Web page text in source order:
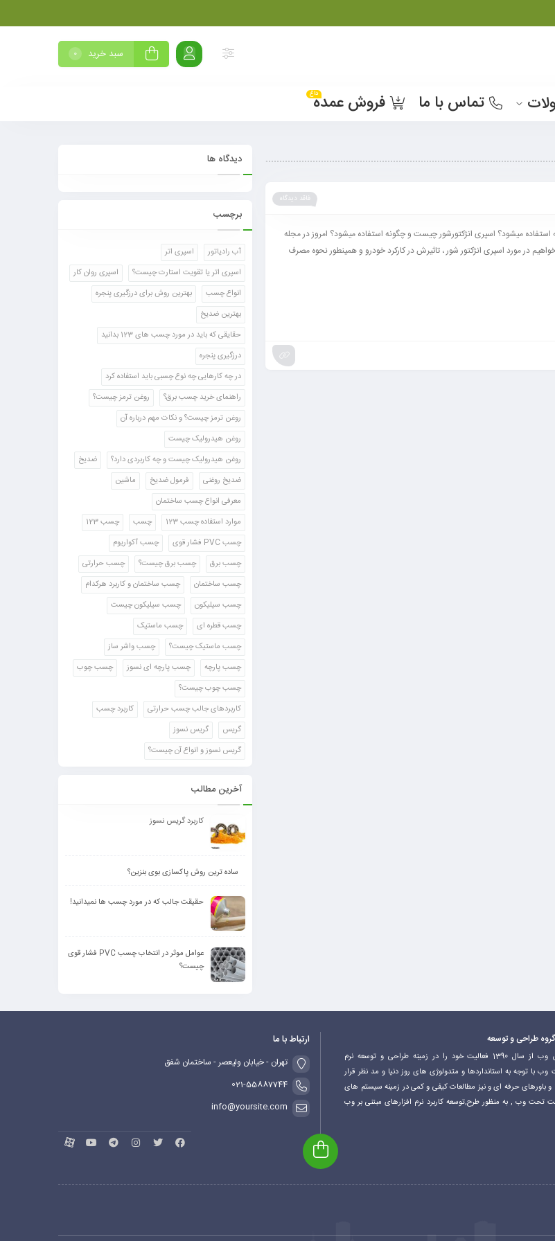
سبد خرید 0
تماس با ما فروش عمدهداغ
فاقد دیدگاه
میشود؟ اسپری انژکتورشور چیست و چگونه استفاده میشود؟ امروز در مجله
در مورد اسپری انژکتور شور ، تاثیرش در کارکرد خودرو و همینطور نحوه مصرف
دیدگاه ها
برچسب
آب رادیاتور
اسپری اتر
اسپری اتر یا تقویت استارت چیست؟
اسپری روان کار
انواع چسب
بهترین روش برای درزگیری پنجره
بهترین ضدیخ
حقایقی که باید در مورد چسب های 123 بدانید
درزگیری پنجره
در چه کارهایی چه نوع چسبی باید استفاده کرد
راهنمای خرید چسب برق؟
روغن ترمز چیست؟
روغن ترمز چیست؟ و نکات مهم درباره آن
روغن هیدرولیک چیست
روغن هیدرولیک چیست و چه کاربردی دارد؟
ضدیخ
ضدیخ روغنی
فرمول ضدیخ
ماشین
معرفی انواع چسب ساختمان
موارد استفاده چسب 123
چسب
چسب 123
چسب PVC فشار قوی
چسب آکواریوم
چسب برق
چسب برق چیست؟
چسب حرارتی
چسب ساختمان
چسب ساختمان و کاربرد هرکدام
چسب سیلیکون
چسب سیلیکون چیست
چسب قطره ای
چسب ماستیک
چسب ماستیک چیست؟
چسب واشر ساز
چسب پارچه
چسب پارچه ای نسوز
چسب چوب
چسب چوب چیست؟
کاربردهای جالب چسب حرارتی
کاربرد چسب
گریس
گریس نسوز
گریس نسوز و انواع آن چیست؟
آخرین مطالب
کاربرد گریس نسوز
ساده ترین روش پاکسازی بوی بنزین؟
حقیقت جالب که در مورد چسب ها نمیدانید!
عوامل موثر در انتخاب چسب PVC فشار قوی
چیست؟
طراحی و توسعه
گروه ماهدیس وب از سال 1390 فعالیت خود را در زمینه طراحی و توسعه نرم
با توجه به استانداردها و متدولوژی های روز دنیا و مد نظر قرار
باورهای حرفه ای و نیز مطالعات کیفی و کمی در زمینه سیستم های
تحت وب , به منظور طرح,توسعه کاربرد نرم افزارهای مبتنی بر وب
ارتباط با ما
تهران - خیابان ولیعصر - ساختمان شفق
021-55887744
info@yoursite.com